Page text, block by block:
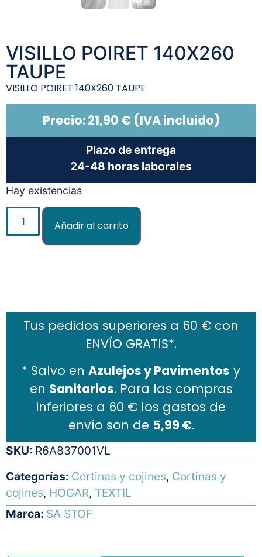
VISILLO POIRET 140X260
TAUPE
VISILLO POIRET 140X260 TAUPE
Precio:21,90 €(IVA incluido)
Plazo de entrega
24-48 horas laborales
Hay existencias
Añadir al carrito
Tus pedidos superiores a 60 € con
ENVÍO GRATIS*.
* Salvo en Azulejos y Pavimentos y
en Sanitarios. Para las compras
inferiores a 60 € los gastos de
envío son de 5,99 €.
SKU: R6A837001VL
Categorías: Cortinas y cojines, Cortinas y
cojines, HOGAR, TEXTIL
Marca: SA STOF